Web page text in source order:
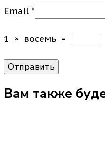
Email *
1 × восемь =
Вам также